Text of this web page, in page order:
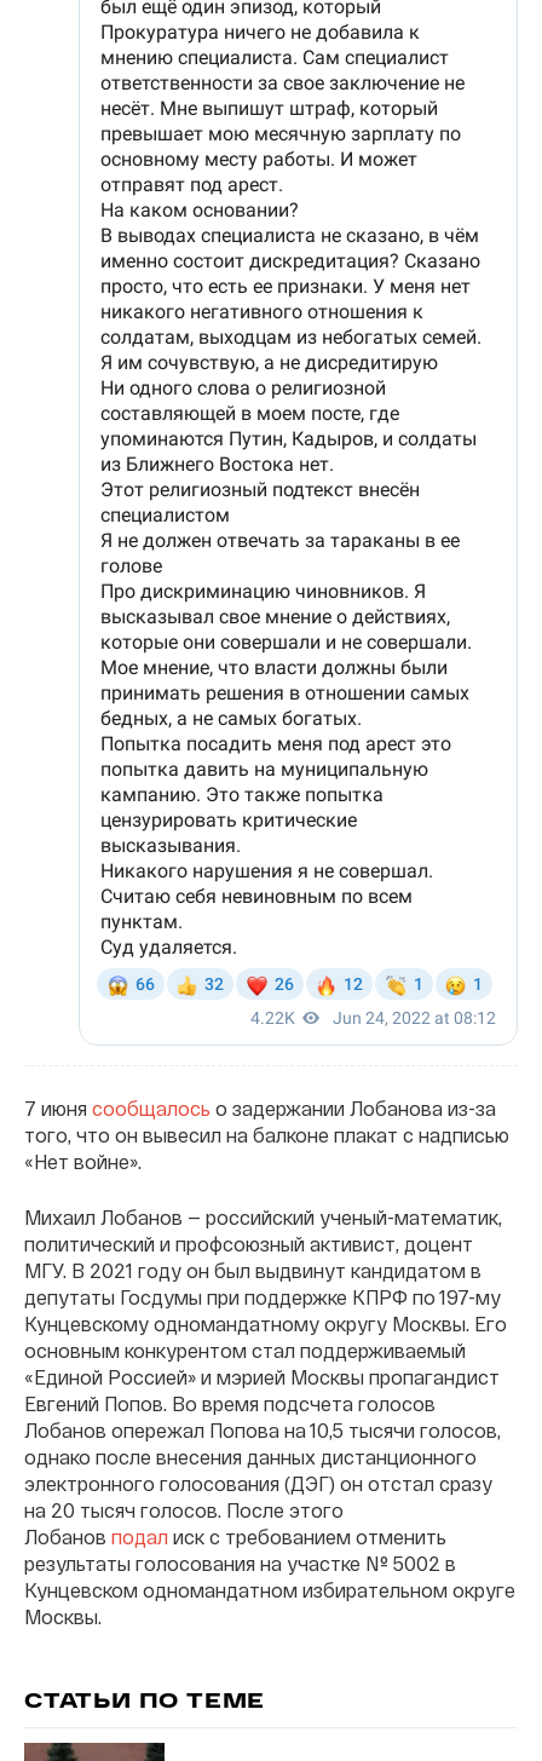
7 июня сообщалось о задержании Лобанова из-за
того, что он вывесил на балконе плакат с надписью
«Нет войне».
Михаил Лобанов — российский ученый-математик,
политический и профсоюзный активист, доцент
МГУ. В 2021 году он был выдвинут кандидатом в
депутаты Госдумы при поддержке КПРФ по 197-му
Кунцевскому одномандатному округу Москвы. Его
основным конкурентом стал поддерживаемый
«Единой Россией» и мэрией Москвы пропагандист
Евгений Попов. Во время подсчета голосов
Лобанов опережал Попова на 10,5 тысячи голосов,
однако после внесения данных дистанционного
электронного голосования (ДЭГ) он отстал сразу
на 20 тысяч голосов. После этого
Лобанов подал иск с требованием отменить
результаты голосования на участке № 5002 в
Кунцевском одномандатном избирательном округе
Москвы.
СТАТЬИ ПО ТЕМЕ